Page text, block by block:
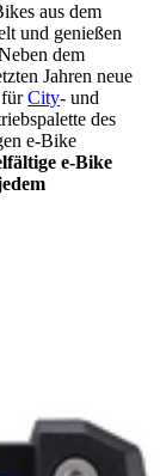
aus dem
und genießen
dem
Jahren neue
fürCity- und
des
e-Bike
e-Bike